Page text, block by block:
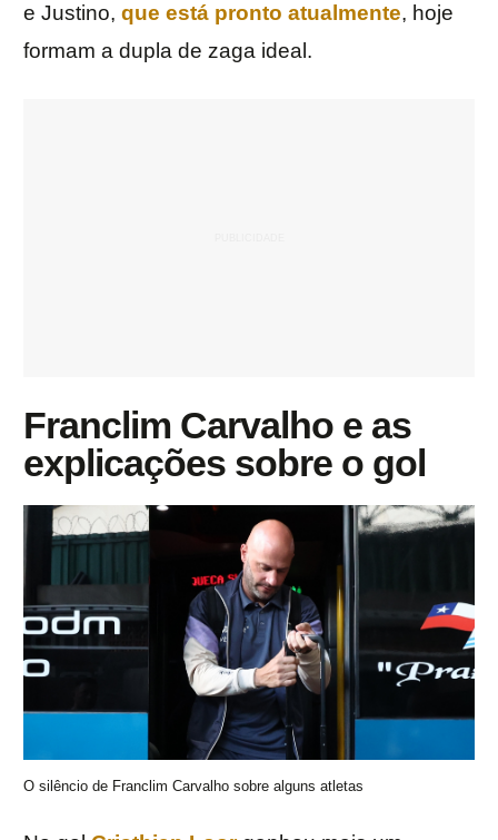
e Justino, que está pronto atualmente, hoje
formam a dupla de zaga ideal.
Franclim Carvalho e as
explicações sobre o gol
O silêncio de Franclim Carvalho sobre alguns atletas